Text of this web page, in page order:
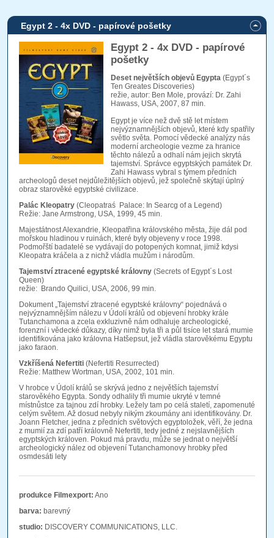
Egypt 2 - 4x DVD - papírové pošetky
Egypt 2 - 4x DVD - papírové
pošetky
Deset největších objevů Egypta (Egypt´s
Ten Greates Discoveries)
režie, autor: Ben Mole, provází: Dr. Zahi
Hawass, USA, 2007, 87 min.
Egypt je více než dvě stě let místem
nejvýznamnějších objevů, které kdy spatřily
světlo světa. Pomocí vědecké analýzy nás
moderní archeologie vezme za hranice
těchto nálezů a odhalí nám jejich skrytá
tajemství. Správce egyptských památek Dr.
Zahi Hawass vybral s týmem předních
archeologů deset nejdůležitějších objevů, jež společně skýtají úplný
obraz starověké egyptské civilizace.
Palác Kleopatry (Cleopatraś Palace: In Searcg of a Legend)
Režie: Jane Armstrong, USA, 1999, 45 min.
Majestátnost Alexandrie, Kleopatřina královského města, žije dál pod
mořskou hladinou v ruinách, které byly objeveny v roce 1998.
Podmořští badatelé se vydávají do potopených komnat, jimiž kdysi
Kleopatra kráčela a z nichž vládla mužům i národům.
Tajemství ztracené egyptské královny (Secrets of Egypt´s Lost
Queen)
režie: Brando Quilici, USA, 2006, 99 min.
Dokument „Tajemství ztracené egyptské královny“ pojednává o
nejvýznamnějším nálezu v Údolí králů od objevení hrobky krále
Tutanchamona a zcela exkluzivně nám odhaluje archeologické,
forenzní i vědecké důkazy, díky nimž byla tři a půl tisíce let stará mumie
identifikována jako královna Hatšepsut, jež vládla starověkému Egyptu
jako faraon.
Vzkříšená Nefertiti (Nefertiti Resurrected)
Režie: Matthew Wortman, USA, 2002, 101 min.
V hrobce v Údolí králů se skrývá jedno z největších tajemství
starověkého Egypta. Sondy odhalily tři mumie ukryté v temné
místnůstce za tajnou zdí hrobky. Ležely tam po celá staletí, zapomenuté
celým světem. Až dosud nebyly nikým zkoumány ani identifikovány. Dr.
Joann Fletcher, jedna z předních světových egyptoložek, věří, že jedna
z mumií za zdí patří královně Nefertiti, tedy jedné z nejslavnějších
egyptských královen. Pokud má pravdu, může se jednat o největší
archeologický nález od objevení Tutanchamonovy hrobky před
osmdesáti lety
produkce Filmexport: Ano
barva: barevný
studio: DISCOVERY COMMUNICATIONS, LLC.